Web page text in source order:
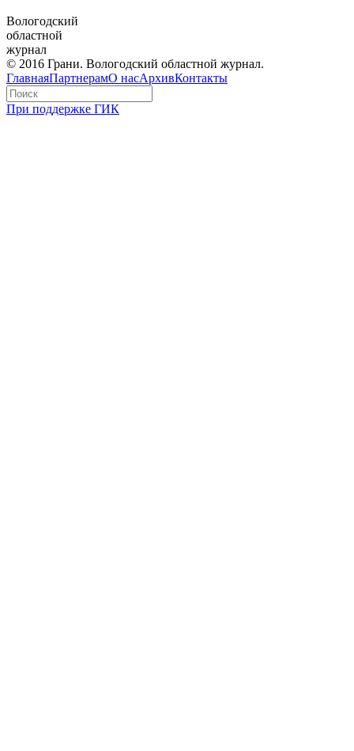
Вологодский
областной
журнал
© 2016 Грани. Вологодский областной журнал.
ГлавнаяПартнерамО насАрхивКонтакты
При поддержке ГИК